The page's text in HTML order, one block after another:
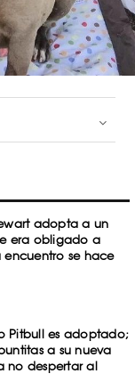
adopta a un
era obligado a
encuentro se hace
Pitbull es adoptado;
a su nueva
no despertar al